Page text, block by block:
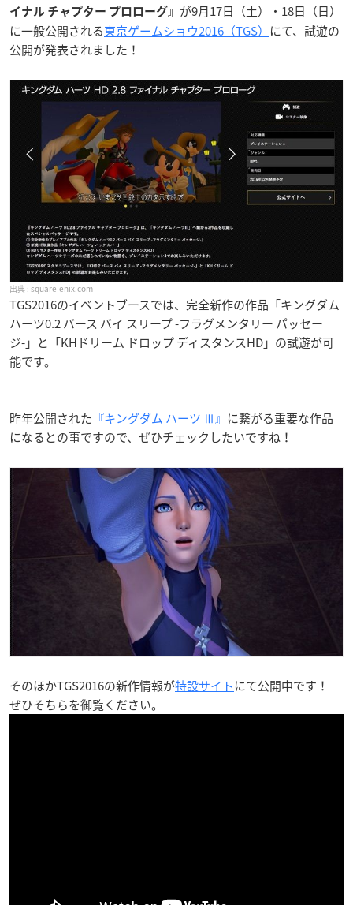
イナル チャプター プロローグ』 が9月17日（土）・18日（日）
に一般公開される東京ゲームショウ2016（TGS） にて、試遊の
公開が発表されました！
square-enix.com
TGS2016のイベントブースでは、完全新作の作品「キングダム
ハーツ0.2 バース バイ スリープ -フラグメンタリー パッセー
ジ-」と「KHドリーム ドロップ ディスタンスHD」の試遊が可
能です。
昨年公開された 『キングダム ハーツ Ⅲ』 に繋がる重要な作品
になるとの事ですので、ぜひチェックしたいですね！
そのほかTGS2016の新作情報が特設サイトにて公開中です！
ぜひそちらを御覧ください。